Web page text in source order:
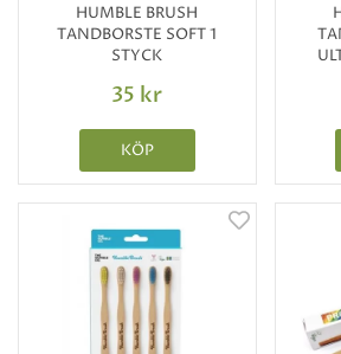
HUMBLE BRUSH
TANDBORSTE SOFT 1
STYCK
35 kr
KÖP